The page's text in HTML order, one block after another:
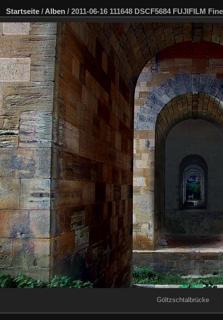
Startseite / Alben / 2011-06-16 111648 DSCF5684 FUJIFILM
Göltzschtalbrücke